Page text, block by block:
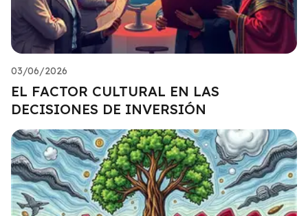
03/06/2026
EL FACTOR CULTURAL EN LAS
DECISIONES DE INVERSIÓN